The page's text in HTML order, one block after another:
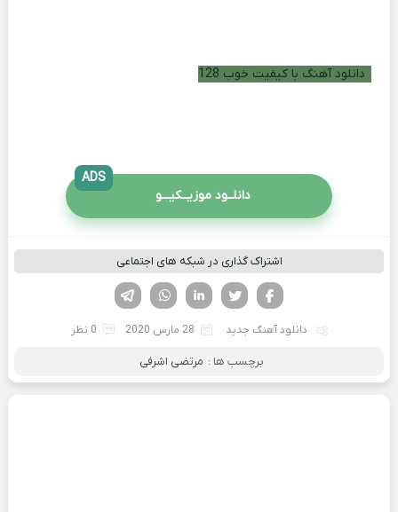
دانلود آهنگ با کیفیت خوب 128
دانلــود موزیــکیـــو
ADS
اشتراک گذاری در شبکه های اجتماعی
لینکدین تویتر
فیسوک
دانلود آهنگ جدید 28 مارس 2020 0 نظر
برچسب ها : مرتضی اشرفی